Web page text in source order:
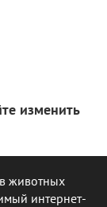
изменить
животных
интернет-